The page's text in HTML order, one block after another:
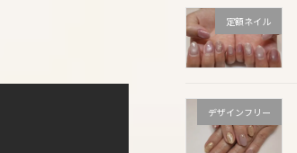
定額ネイル
デザインフリー